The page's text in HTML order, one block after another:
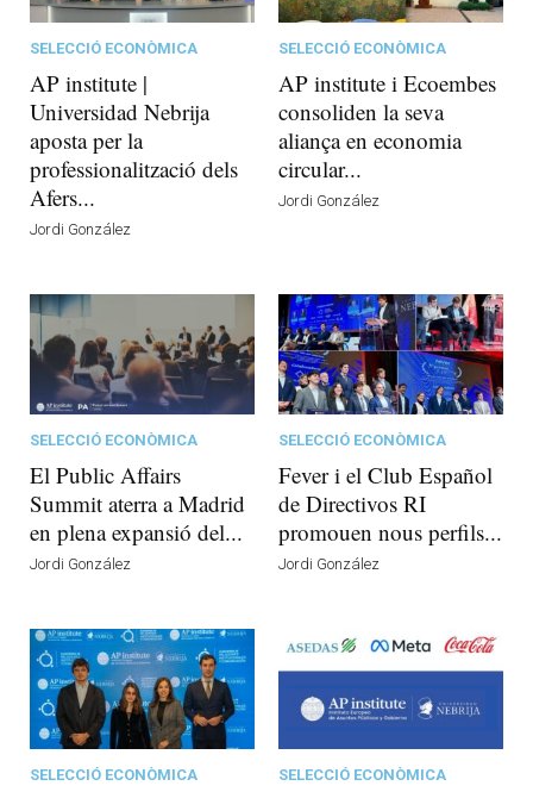
SELECCIÓ ECONÒMICA
AP institute |
Universidad Nebrija
aposta per la
professionalització dels
Afers...
Jordi González
SELECCIÓ ECONÒMICA
AP institute i Ecoembes
consoliden la seva
aliança en economia
circular...
Jordi González
SELECCIÓ ECONÒMICA
El Public Affairs
Summit aterra a Madrid
en plena expansió del...
Jordi González
SELECCIÓ ECONÒMICA
Fever i el Club Español
de Directivos RI
promouen nous perfils...
Jordi González
SELECCIÓ ECONÒMICA SELECCIÓ ECONÒMICA